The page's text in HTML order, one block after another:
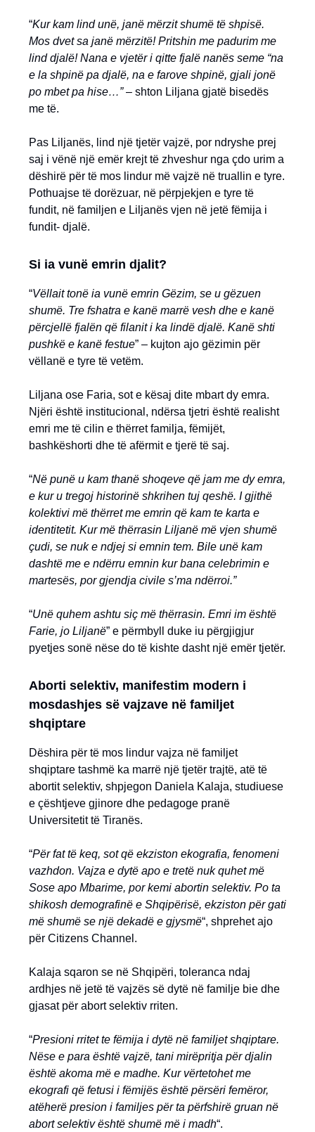
“Kur kam lind unë, janë mërzit shumë të shpisë.
Mos dvet sa janë mërzitë! Pritshin me padurim me
lind djalë! Nana e vjetër i qitte fjalë nanës seme “na
e la shpinë pa djalë, na e farove shpinë, gjali jonë
po mbet pa hise…”– shton Liljana gjatë bisedës
me të.
Pas Liljanës, lind një tjetër vajzë, por ndryshe prej
saj i vënë një emër krejt të zhveshur nga çdo urim a
dëshirë për të mos lindur më vajzë në truallin e tyre.
Pothuajse të dorëzuar, në përpjekjen e tyre të
fundit, në familjen e Liljanës vjen në jetë fëmija i
fundit- djalë.
Si ia vunë emrin djalit?
“Vëllait tonë ia vunë emrin Gëzim, se u gëzuen
shumë. Tre fshatra e kanë marrë vesh dhe e kanë
përcjellë fjalën që filanit i ka lindë djalë. Kanë shti
pushkë e kanë festue” – kujton ajo gëzimin për
vëllanë e tyre të vetëm.
Liljana ose Faria, sot e kësaj dite mbart dy emra.
Njëri është institucional, ndërsa tjetri është realisht
emri me të cilin e thërret familja, fëmijët,
bashkëshorti dhe të afërmit e tjerë të saj.
“Në punë u kam thanë shoqeve që jam me dy emra,
e kur u tregoj historinë shkrihen tuj qeshë. I gjithë
kolektivi më thërret me emrin që kam te karta e
identitetit. Kur më thërrasin Liljanë më vjen shumë
çudi, se nuk e ndjej si emnin tem. Bile unë kam
dashtë me e ndërru emnin kur bana celebrimin e
martesës, por gjendja civile s’ma ndërroi.”
“Unë quhem ashtu siç më thërrasin. Emri im është
Farie, jo Liljanë” e përmbyll duke iu përgjigjur
pyetjes sonë nëse do të kishte dasht një emër tjetër.
Aborti selektiv, manifestim modern i
mosdashjes së vajzave në familjet
shqiptare
Dëshira për të mos lindur vajza në familjet
shqiptare tashmë ka marrë një tjetër trajtë, atë të
abortit selektiv, shpjegon Daniela Kalaja, studiuese
e çështjeve gjinore dhe pedagoge pranë
Universitetit të Tiranës.
“Për fat të keq, sot që ekziston ekografia, fenomeni
vazhdon. Vajza e dytë apo e tretë nuk quhet më
Sose apo Mbarime, por kemi abortin selektiv. Po ta
shikosh demografinë e Shqipërisë, ekziston për gati
më shumë se një dekadë e gjysmë“, shprehet ajo
për Citizens Channel.
Kalaja sqaron se në Shqipëri, toleranca ndaj
ardhjes në jetë të vajzës së dytë në familje bie dhe
gjasat për abort selektiv rriten.
“Presioni rritet te fëmija i dytë në familjet shqiptare.
Nëse e para është vajzë, tani mirëpritja për djalin
është akoma më e madhe. Kur vërtetohet me
ekografi që fetusi i fëmijës është përsëri femëror,
atëherë presion i familjes për ta përfshirë gruan në
abort selektiv është shumë më i madh“.